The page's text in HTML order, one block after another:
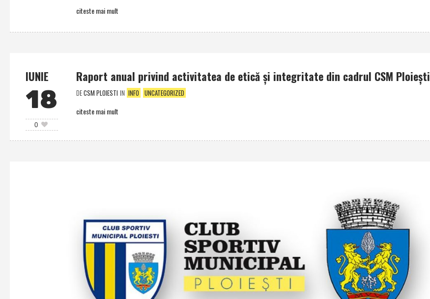
citeste mai mult
IUNIE
18
0
Raport anual privind activitatea de etică şi integritate din cadrul CSM Ploieşti
DECSM PLOIESTI IN INFO UNCATEGORIZED
citeste mai mult